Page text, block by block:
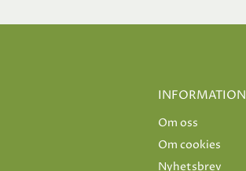
INFORMATION
Om oss
Om cookies
Nyhetsbrev